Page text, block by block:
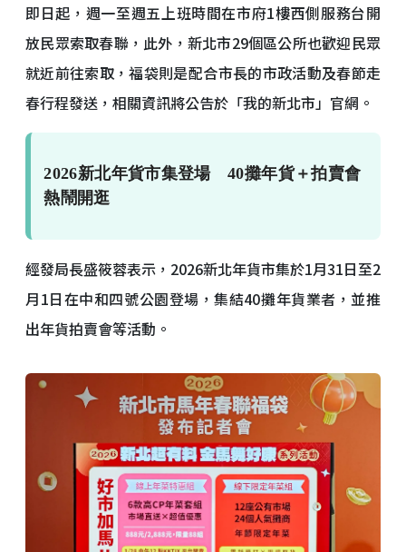
即日起，週一至週五上班時間在市府1樓西側服務台開
放民眾索取春聯，此外，新北市29個區公所也歡迎民眾
就近前往索取，福袋則是配合市長的市政活動及春節走
春行程發送，相關資訊將公告於「我的新北市」官網。
2026新北年貨市集登場 40攤年貨＋拍賣會
熱鬧開逛
經發局長盛筱蓉表示，2026新北年貨市集於1月31日至2
月1日在中和四號公園登場，集結40攤年貨業者，並推
出年貨拍賣會等活動。